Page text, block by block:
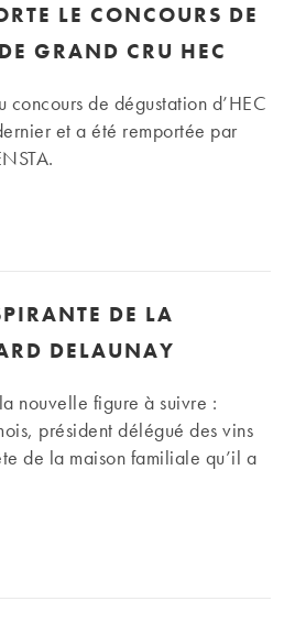
LE CONCOURS DE
GRAND CRU HEC
concours de dégustation d’HEC
et a été remportée par
DE LA
DELAUNAY
nouvelle figure à suivre :
président délégué des vins
de la maison familiale qu’il a